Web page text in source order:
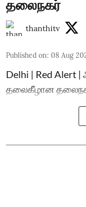
தலைநகர்
thanthitv
Published on: 08 Aug
Delhi | Red Alert
தலைகீழான